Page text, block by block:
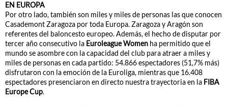
EN EUROPA
Por otro lado, también son miles y miles de personas las que conocen
Casademont Zaragoza por toda Europa. Zaragoza y Aragón son
referentes del baloncesto europeo. Además, el hecho de disputar por
tercer año consecutivo la Euroleague Women ha permitido que el
mundo se asombre con la capacidad del club para atraer a miles y
miles de personas en cada partido: 54.866 espectadores (51,7% más)
disfrutaron con la emoción de la Euroliga, mientras que 16.408
espectadores presenciaron en directo nuestra trayectoria en la FIBA
Europe Cup.